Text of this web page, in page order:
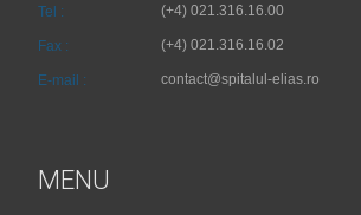
Tel : (+4) 021.316.16.00
Fax : (+4) 021.316.16.02
E-mail : contact@spitalul-elias.ro
MENU